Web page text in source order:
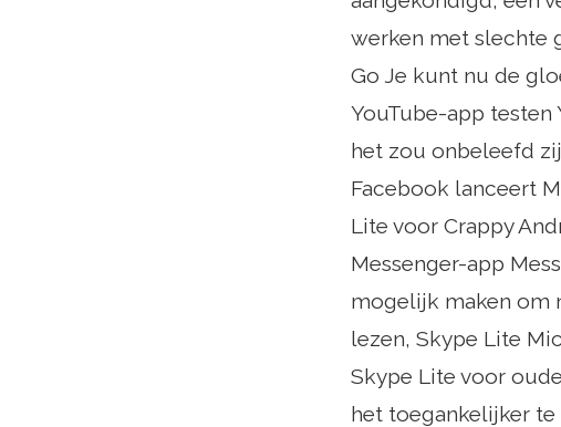
werken met slechte
Go Je kunt nu de
YouTube-app
het zou onbeleefd
Facebook lanceert
Lite voor Crappy
Messenger-app
mogelijk maken om
lezen, Skype Lite
Skype Lite voor
het toegankelijker